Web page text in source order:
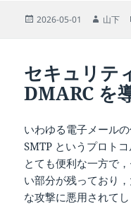
投
2026-05-01
作
山下
セキュリテ
DMARC を
いわゆる電子メール
SMTP というプロト
とても便利な一方で
い部分が残っており
な攻撃に悪用されて